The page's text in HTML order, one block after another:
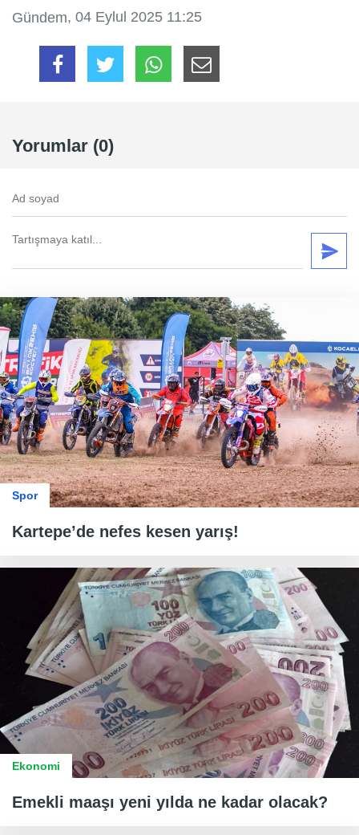
Gündem, 04 Eylul 2025 11:25
Yorumlar (0)
Spor
Kartepe’de nefes kesen yarış!
Ekonomi
Emekli maaşı yeni yılda ne kadar olacak?